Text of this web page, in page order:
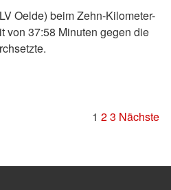
Oelde) beim Zehn-Kilometer-
von 37:58 Minuten gegen die
1 23 Nächste